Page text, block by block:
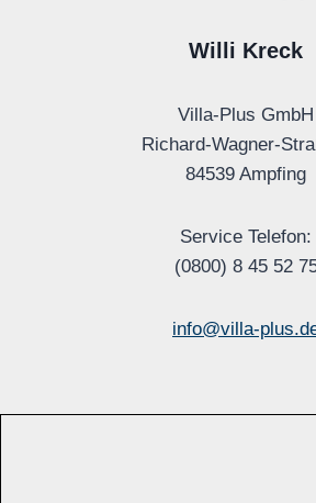
Willi Kreck
Villa-Plus GmbH
Richard-Wagner-
84539 Ampfing
Service Telefon:
(0800) 8 45 52
info@villa-